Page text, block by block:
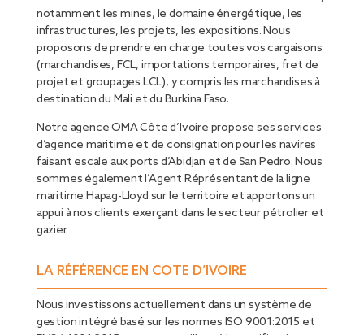
notamment les mines, le domaine énergétique, les
infrastructures, les projets, les expositions. Nous
proposons de prendre en charge toutes vos cargaisons
(marchandises, FCL, importations temporaires, fret de
projet et groupages LCL), y compris les marchandises à
destination du Mali et du Burkina Faso.
Notre agence OMA Côte d’Ivoire propose ses services
d’agence maritime et de consignation pour les navires
faisant escale aux ports d’Abidjan et de San Pedro. Nous
sommes également l’Agent Réprésentant de la ligne
maritime Hapag-Lloyd sur le territoire et apportons un
appui à nos clients exerçant dans le secteur pétrolier et
gazier.
LA RÉFÉRENCE EN COTE D’IVOIRE
Nous investissons actuellement dans un système de
gestion intégré basé sur les normes ISO 9001:2015 et